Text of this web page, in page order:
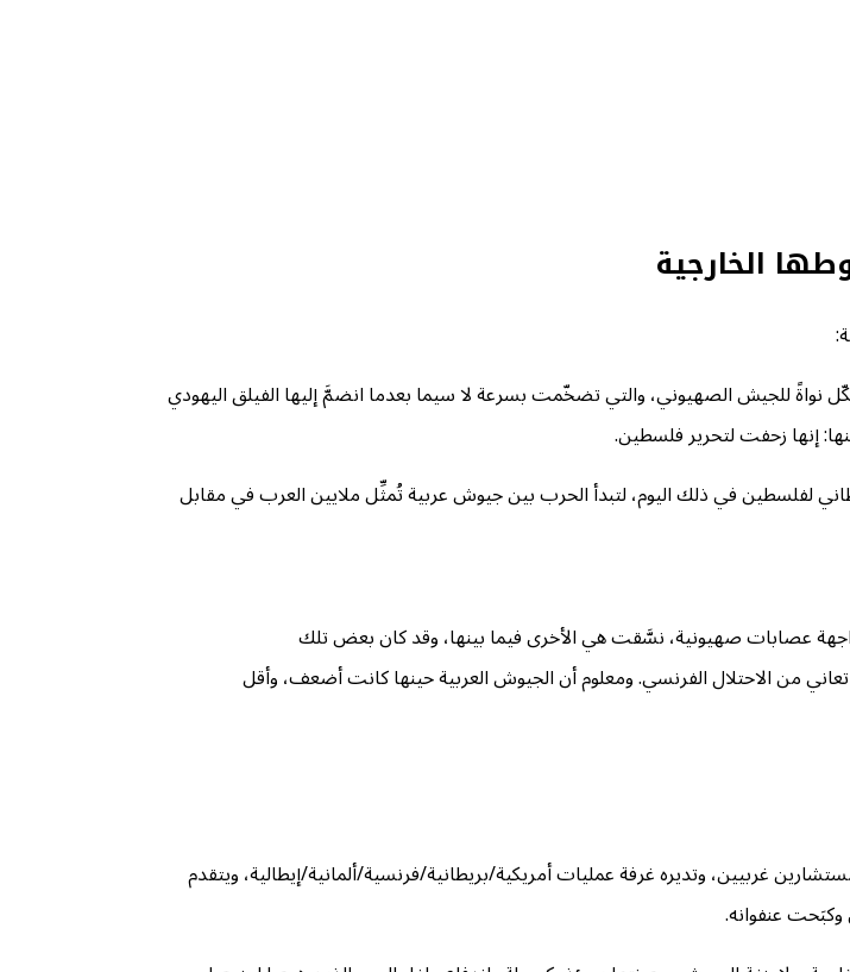
الخارجية
هوشيمير (1909م)، ثم الهاجانة (1920م)، وأرجون (1937م)، وشتيرن (1940م) لتُشكّل نواةً للجيش الصهيوني، والتي تضخّمت بسرعة لا سيما بعدما انضمَّ إليها الفيلق اليهودي
إنها زحفت لتحرير فلسطين.
بالانتداب البريطاني لفلسطين في ذلك اليوم، لتبدأ الحرب بين جيوش عربية تُمثِّل ملايين العرب في مقابل
عصابات صهيونية، نسَّقت هي الأخرى فيما بينها، وقد كان بعض تلك
من الاحتلال الفرنسي. ومعلوم أن الجيوش العربية حينها كانت أضعف، وأقل
غربيين، وتديره غرفة عمليات أمريكية/بريطانية/فرنسية/ألمانية/إيطالية، ويتقدم
عنفوانه.